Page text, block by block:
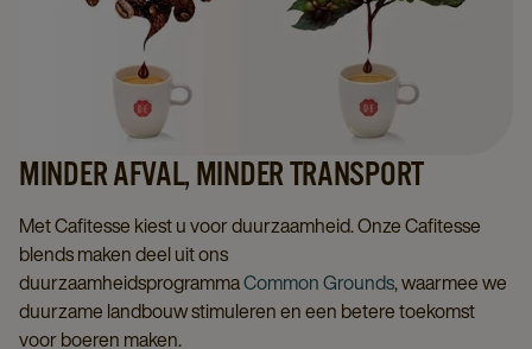
MINDER AFVAL, MINDER TRANSPORT
Met Cafitesse kiest u voor duurzaamheid. Onze Cafitesse
blends maken deel uit ons
duurzaamheidsprogrammaCommon Grounds, waarmee we
duurzame landbouw stimuleren en een betere toekomst
voor boeren maken.